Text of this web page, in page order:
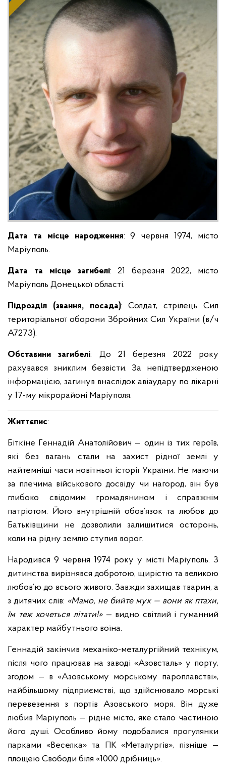
Дата та місце народження: 9 червня 1974, місто
Маріуполь.
Дата та місце загибелі: 21 березня 2022, місто
Маріуполь Донецької області.
Підрозділ (звання, посада): Солдат, стрілець Сил
територіальної оборони Збройних Сил України (в/ч
А7273).
Обставини загибелі: До 21 березня 2022 року
рахувався зниклим безвісти. За непідтвердженою
інформацією, загинув внаслідок авіаудару по лікарні
у 17-му мікрорайоні Маріуполя.
Життєпис:
Біткіне Геннадій Анатолійович — один із тих героїв,
які без вагань стали на захист рідної землі у
найтемніші часи новітньої історії України. Не маючи
за плечима військового досвіду чи нагород, він був
глибоко свідомим громадянином і справжнім
патріотом. Його внутрішній обов’язок та любов до
Батьківщини не дозволили залишитися осторонь,
коли на рідну землю ступив ворог.
Народився 9 червня 1974 року у місті Маріуполь. З
дитинства вирізнявся добротою, щирістю та великою
любов’ю до всього живого. Завжди захищав тварин, а
з дитячих слів: «Мамо, не бийте мух — вони як птахи,
їм теж хочеться літати!»— видно світлий і гуманний
характер майбутнього воїна.
Геннадій закінчив механіко-металургійний технікум,
після чого працював на заводі «Азовсталь» у порту,
згодом — в «Азовському морському пароплавстві»,
найбільшому підприємстві, що здійснювало морські
перевезення з портів Азовського моря. Він дуже
любив Маріуполь — рідне місто, яке стало частиною
його душі. Особливо йому подобалися прогулянки
парками «Веселка» та ПК «Металургів», пізніше —
площею Свободи біля «1000 дрібниць».